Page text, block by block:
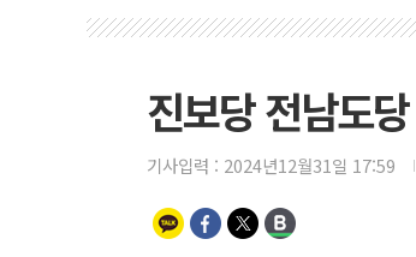
진보당 전남도
기사입력 : 2024년12월31일 17:59